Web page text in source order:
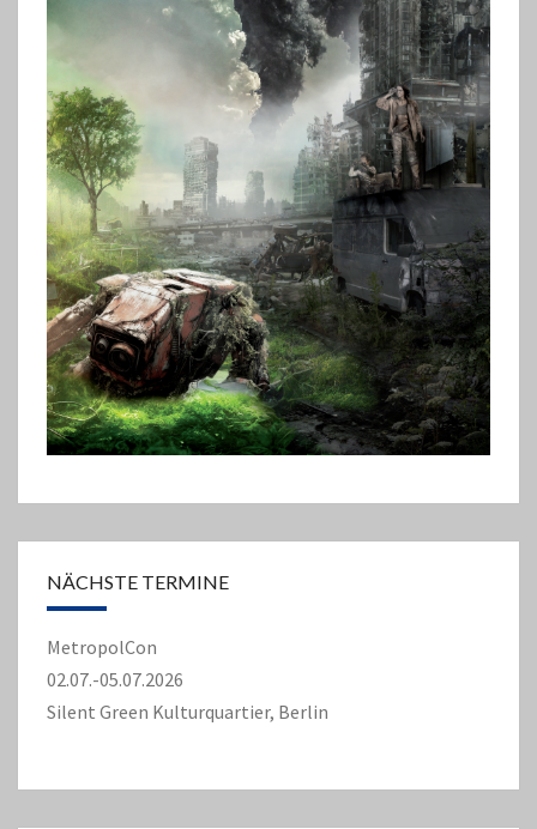
NÄCHSTE TERMINE
MetropolCon
02.07.-05.07.2026
Silent Green Kulturquartier, Berlin